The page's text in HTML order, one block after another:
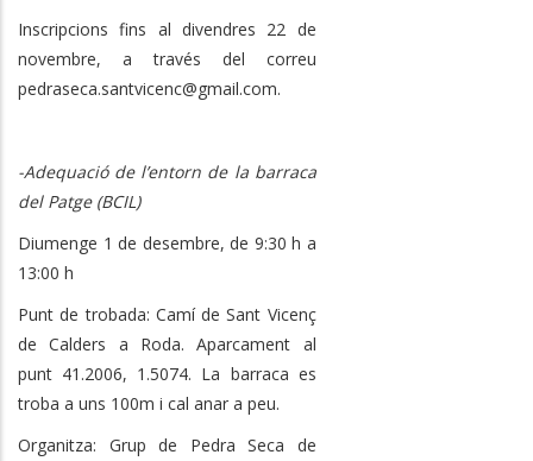
Inscripcions fins al divendres 22 de
novembre, a través del correu
pedraseca.santvicenc@gmail.com.
-Adequació de l’entorn de la barraca
del Patge (BCIL)
Diumenge 1 de desembre, de 9:30 h a
13:00 h
Punt de trobada: Camí de Sant Vicenç
de Calders a Roda. Aparcament al
punt 41.2006, 1.5074. La barraca es
troba a uns 100m i cal anar a peu.
Organitza: Grup de Pedra Seca de